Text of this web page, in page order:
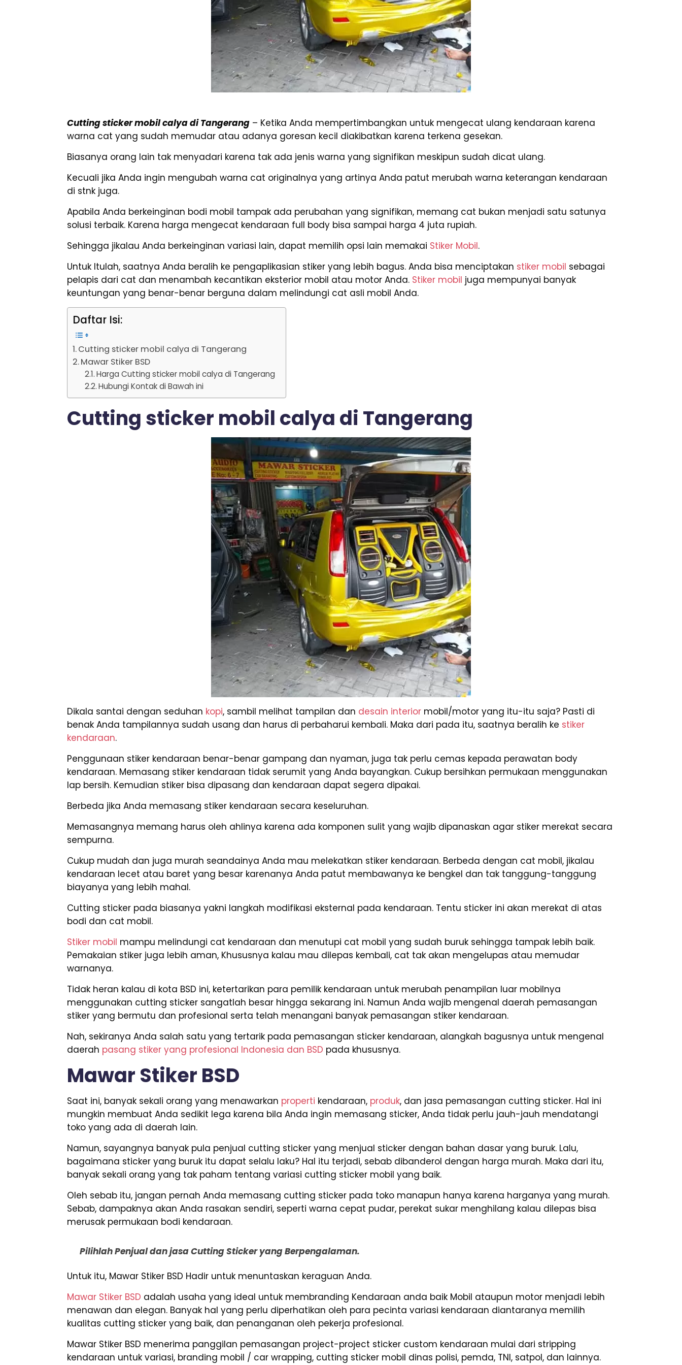
Cutting sticker mobil calya di Tangerang – Ketika Anda mempertimbangkan untuk mengecat ulang kendaraan karena
warna cat yang sudah memudar atau adanya goresan kecil diakibatkan karena terkena gesekan.
Biasanya orang lain tak menyadari karena tak ada jenis warna yang signifikan meskipun sudah dicat ulang.
Kecuali jika Anda ingin mengubah warna cat originalnya yang artinya Anda patut merubah warna keterangan kendaraan
di stnk juga.
Apabila Anda berkeinginan bodi mobil tampak ada perubahan yang signifikan, memang cat bukan menjadi satu satunya
solusi terbaik. Karena harga mengecat kendaraan full body bisa sampai harga 4 juta rupiah.
Sehingga jikalau Anda berkeinginan variasi lain, dapat memilih opsi lain memakai Stiker Mobil.
Untuk Itulah, saatnya Anda beralih ke pengaplikasian stiker yang lebih bagus. Anda bisa menciptakan stiker mobil sebagai
pelapis dari cat dan menambah kecantikan eksterior mobil atau motor Anda. Stiker mobil juga mempunyai banyak
keuntungan yang benar-benar berguna dalam melindungi cat asli mobil Anda.
Daftar Isi:
Cutting sticker mobil calya di Tangerang
Mawar Stiker BSD
Harga Cutting sticker mobil calya di Tangerang
Hubungi Kontak di Bawah ini
Cutting sticker mobil calya di Tangerang
Dikala santai dengan seduhan kopi, sambil melihat tampilan dan desain interior mobil/motor yang itu-itu saja? Pasti di
benak Anda tampilannya sudah usang dan harus di perbaharui kembali. Maka dari pada itu, saatnya beralih ke stiker
kendaraan.
Penggunaan stiker kendaraan benar-benar gampang dan nyaman, juga tak perlu cemas kepada perawatan body
kendaraan. Memasang stiker kendaraan tidak serumit yang Anda bayangkan. Cukup bersihkan permukaan menggunakan
lap bersih. Kemudian stiker bisa dipasang dan kendaraan dapat segera dipakai.
Berbeda jika Anda memasang stiker kendaraan secara keseluruhan.
Memasangnya memang harus oleh ahlinya karena ada komponen sulit yang wajib dipanaskan agar stiker merekat secara
sempurna.
Cukup mudah dan juga murah seandainya Anda mau melekatkan stiker kendaraan. Berbeda dengan cat mobil, jikalau
kendaraan lecet atau baret yang besar karenanya Anda patut membawanya ke bengkel dan tak tanggung-tanggung
biayanya yang lebih mahal.
Cutting sticker pada biasanya yakni langkah modifikasi eksternal pada kendaraan. Tentu sticker ini akan merekat di atas
bodi dan cat mobil.
Stiker mobil mampu melindungi cat kendaraan dan menutupi cat mobil yang sudah buruk sehingga tampak lebih baik.
Pemakaian stiker juga lebih aman, Khususnya kalau mau dilepas kembali, cat tak akan mengelupas atau memudar
warnanya.
Tidak heran kalau di kota BSD ini, ketertarikan para pemilik kendaraan untuk merubah penampilan luar mobilnya
menggunakan cutting sticker sangatlah besar hingga sekarang ini. Namun Anda wajib mengenal daerah pemasangan
stiker yang bermutu dan profesional serta telah menangani banyak pemasangan stiker kendaraan.
Nah, sekiranya Anda salah satu yang tertarik pada pemasangan sticker kendaraan, alangkah bagusnya untuk mengenal
daerah pasang stiker yang profesional Indonesia dan BSD pada khususnya.
Mawar Stiker BSD
Saat ini, banyak sekali orang yang menawarkan properti kendaraan, produk, dan jasa pemasangan cutting sticker. Hal ini
mungkin membuat Anda sedikit lega karena bila Anda ingin memasang sticker, Anda tidak perlu jauh-jauh mendatangi
toko yang ada di daerah lain.
Namun, sayangnya banyak pula penjual cutting sticker yang menjual sticker dengan bahan dasar yang buruk. Lalu,
bagaimana sticker yang buruk itu dapat selalu laku? Hal itu terjadi, sebab dibanderol dengan harga murah. Maka dari itu,
banyak sekali orang yang tak paham tentang variasi cutting sticker mobil yang baik.
Oleh sebab itu, jangan pernah Anda memasang cutting sticker pada toko manapun hanya karena harganya yang murah.
Sebab, dampaknya akan Anda rasakan sendiri, seperti warna cepat pudar, perekat sukar menghilang kalau dilepas bisa
merusak permukaan bodi kendaraan.
Pilihlah Penjual dan jasa Cutting Sticker yang Berpengalaman.
Untuk itu, Mawar Stiker BSD Hadir untuk menuntaskan keraguan Anda.
Mawar Stiker BSD adalah usaha yang ideal untuk membranding Kendaraan anda baik Mobil ataupun motor menjadi lebih
menawan dan elegan. Banyak hal yang perlu diperhatikan oleh para pecinta variasi kendaraan diantaranya memilih
kualitas cutting sticker yang baik, dan penanganan oleh pekerja profesional.
Mawar Stiker BSD menerima panggilan pemasangan project-project sticker custom kendaraan mulai dari stripping
kendaraan untuk variasi, branding mobil / car wrapping, cutting sticker mobil dinas polisi, pemda, TNI, satpol, dan lainnya.